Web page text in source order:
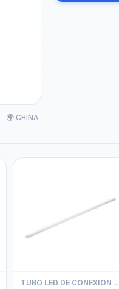
🌍 CHINA
TUBO LED DE CONEXION SLIM BATTEN PHILIPS